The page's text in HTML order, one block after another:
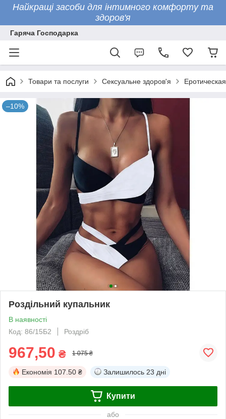
Найкращі засоби для інтимного комфорту та
здоров'я
Гаряча Господарка
Товари та послуги Сексуальне здоров'я
–10%
Роздільний купальник
В наявності
Код: 86/15Б2
Роздріб
967,50 ₴ 1 075 ₴
Економія 107.50 ₴ Залишилось 23 дні
Купити
або